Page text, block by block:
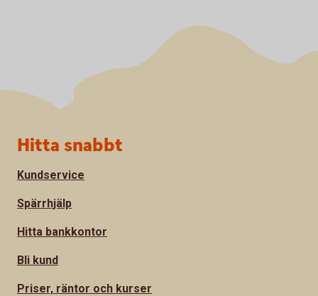
Sidfot
Hitta snabbt
Kundservice
Spärrhjälp
Hitta bankkontor
Bli kund
Priser, räntor och kurser